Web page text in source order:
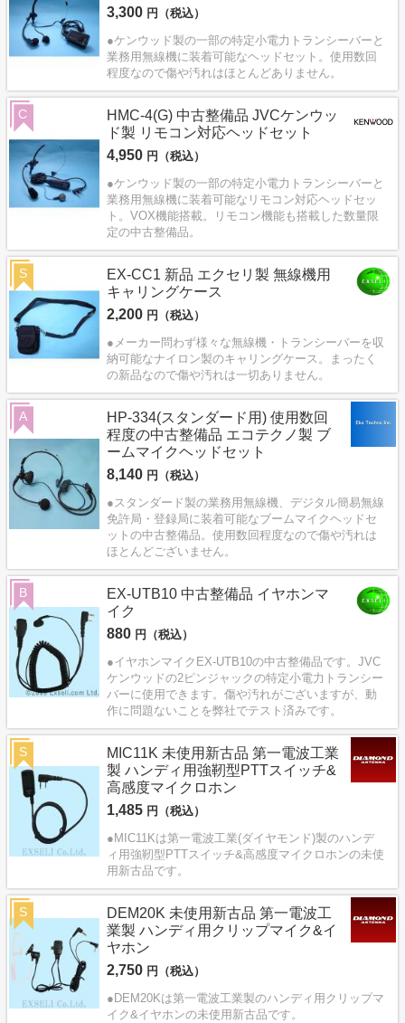
3,300 円（税込）
●ケンウッド製の一部の特定小電力トランシーバーと
業務用無線機に装着可能なヘッドセット。使用数回
程度なので傷や汚れはほとんどありません。
HMC-4(G) 中古整備品 JVCケンウッ
ド製 リモコン対応ヘッドセット
4,950 円（税込）
●ケンウッド製の一部の特定小電力トランシーバーと
業務用無線機に装着可能なリモコン対応ヘッドセッ
ト。VOX機能搭載。リモコン機能も搭載した数量限
定の中古整備品。
C
EX-CC1 新品 エクセリ製 無線機用
キャリングケース
2,200 円（税込）
●メーカー問わず様々な無線機・トランシーバーを収
納可能なナイロン製のキャリングケース。まったく
の新品なので傷や汚れは一切ありません。
S
HP-334(スタンダード用) 使用数回
程度の中古整備品 エコテクノ製 ブ
ームマイクヘッドセット
8,140 円（税込）
●スタンダード製の業務用無線機、デジタル簡易無線
免許局・登録局に装着可能なブームマイクヘッドセ
ットの中古整備品。使用数回程度なので傷や汚れは
ほとんどございません。
A
EX-UTB10 中古整備品 イヤホンマ
イク
880 円（税込）
●イヤホンマイクEX-UTB10の中古整備品です。JVC
ケンウッドの2ピンジャックの特定小電力トランシー
バーに使用できます。傷や汚れがございますが、動
作に問題ないことを弊社でテスト済みです。
B
MIC11K 未使用新古品 第一電波工業
製 ハンディ用強靭型PTTスイッチ&
高感度マイクロホン
1,485 円（税込）
●MIC11Kは第一電波工業(ダイヤモンド)製のハンデ
ィ用強靭型PTTスイッチ&高感度マイクロホンの未使
用新古品です。
S
DEM20K 未使用新古品 第一電波工
業製 ハンディ用クリップマイク&イ
ヤホン
2,750 円（税込）
●DEM20Kは第一電波工業製のハンディ用クリップマ
イク&イヤホンの未使用新古品です。
S